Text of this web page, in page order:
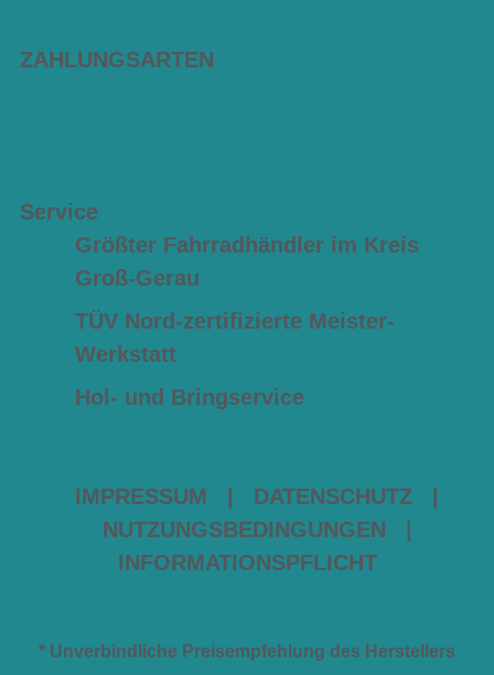
ZAHLUNGSARTEN
Service
Größter Fahrradhändler im Kreis
Groß-Gerau
TÜV Nord-zertifizierte Meister-
Werkstatt
Hol- und Bringservice
IMPRESSUM DATENSCHUTZ
NUTZUNGSBEDINGUNGEN
INFORMATIONSPFLICHT
* Unverbindliche Preisempfehlung des Herstellers